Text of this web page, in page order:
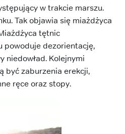
w trakcie marszu.
Tak objawia się miażdżyca
tętnic
powoduje dezorientację,
niedowład. Kolejnymi
być zaburzenia erekcji,
ręce oraz stopy.